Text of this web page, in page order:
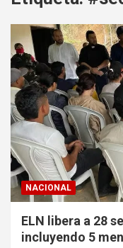
NACIONAL
ELN libera a 28
incluyendo 5